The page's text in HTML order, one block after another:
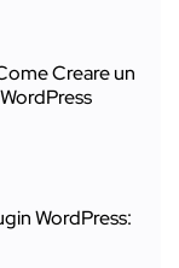
Creare un
WordPress: